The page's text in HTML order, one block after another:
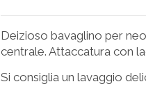
Deizioso bavaglino per
centrale. Attaccatura con
Si consiglia un lavaggio